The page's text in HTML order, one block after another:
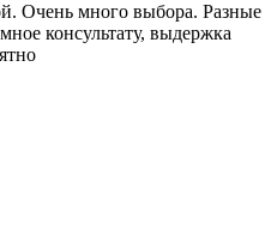
Очень много выбора. Разные
консультату, выдержка